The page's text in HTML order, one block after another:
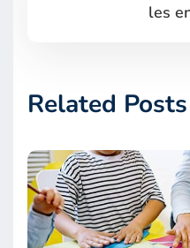
les
Related Posts